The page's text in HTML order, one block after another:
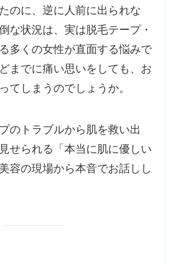
のに、逆に人前に出られな
な状況は、実は脱毛テープ・
多くの女性が直面する悩みで
までに痛い思いをしても、お
てしまうのでしょうか。
のトラブルから肌を救い出
せられる「本当に肌に優しい
容の現場から本音でお話しし